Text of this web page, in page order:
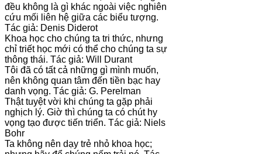
đều không là gì khác ngoài việc nghiên
cứu mối liên hệ giữa các biểu tượng.
Tác giả: Denis Diderot
Khoa học cho chúng ta tri thức, nhưng
chỉ triết học mới có thể cho chúng ta sự
thông thái. Tác giả: Will Durant
Tôi đã có tất cả những gì mình muốn,
nên không quan tâm đến tiền bạc hay
danh vọng. Tác giả: G. Perelman
Thật tuyệt vời khi chúng ta gặp phải
nghịch lý. Giờ thì chúng ta có chút hy
vọng tạo được tiến triển. Tác giả: Niels
Bohr
Ta không nên dạy trẻ nhỏ khoa học;